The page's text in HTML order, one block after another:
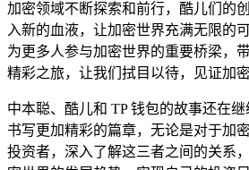
加密领域不断探索和前行，酷儿们的
入新的血液，让加密世界充满无限的
为更多人参与加密世界的重要桥梁，
精彩之旅，让我们拭目以待，见证加
中本聪、酷儿和 TP 钱包的故事还在
书写更加精彩的篇章，无论是对于加
投资者，深入了解这三者之间的关系